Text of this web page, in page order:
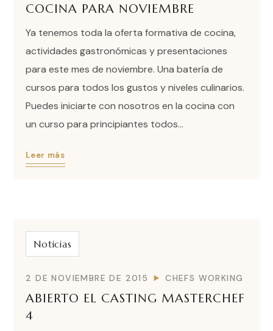
COCINA PARA NOVIEMBRE
Ya tenemos toda la oferta formativa de cocina,
actividades gastronómicas y presentaciones
para este mes de noviembre. Una batería de
cursos para todos los gustos y niveles culinarios.
Puedes iniciarte con nosotros en la cocina con
un curso para principiantes todos...
Leer más
Noticias
2 DE NOVIEMBRE DE 2015 CHEFS WORKING
ABIERTO EL CASTING MASTERCHEF
4